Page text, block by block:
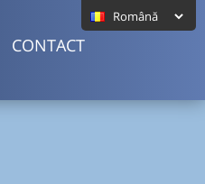
CONTACT